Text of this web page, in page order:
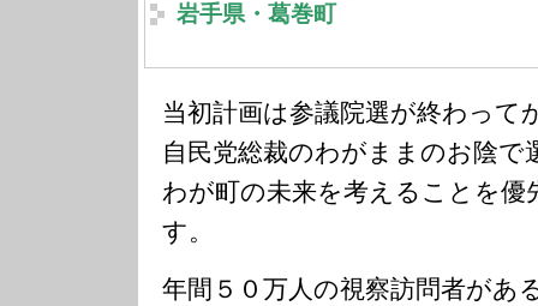
岩手県・葛巻町
当初計画は参議院選が終わって
自民党総裁のわがままのお陰で
わが町の未来を考えることを優
す。
年間５０万人の視察訪問者があ